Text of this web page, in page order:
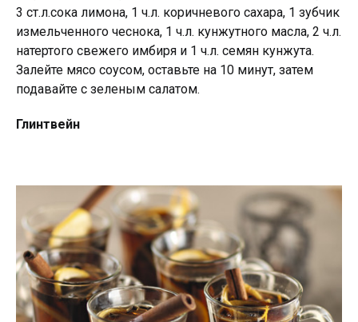
3 ст.л.сока лимона, 1 ч.л. коричневого сахара, 1 зубчик
измельченного чеснока, 1 ч.л. кунжутного масла, 2 ч.л.
натертого свежего имбиря и 1 ч.л. семян кунжута.
Залейте мясо соусом, оставьте на 10 минут, затем
подавайте с зеленым салатом.
Глинтвейн